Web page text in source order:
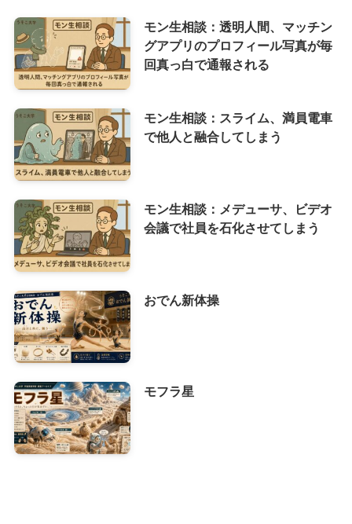
モン生相談：透明人間、マッチン
グアプリのプロフィール写真が毎
回真っ白で通報される
モン生相談：スライム、満員電車
で他人と融合してしまう
モン生相談：メデューサ、ビデオ
会議で社員を石化させてしまう
おでん新体操
モフラ星